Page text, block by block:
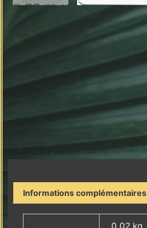
Informations complémentaires
0.02 kg